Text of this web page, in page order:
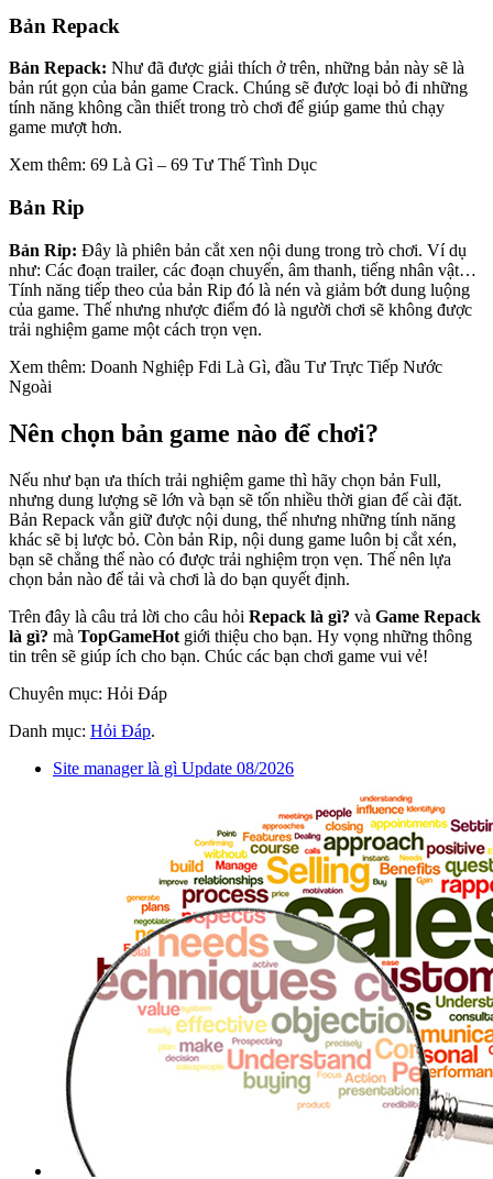
Bản Repack
Bản Repack: Như đã được giải thích ở trên, những bản này sẽ là
bản rút gọn của bản game Crack. Chúng sẽ được loại bỏ đi những
tính năng không cần thiết trong trò chơi để giúp game thủ chạy
game mượt hơn.
Xem thêm: 69 Là Gì – 69 Tư Thế Tình Dục
Bản Rip
Bản Rip: Đây là phiên bản cắt xen nội dung trong trò chơi. Ví dụ
như: Các đoạn trailer, các đoạn chuyển, âm thanh, tiếng nhân vật…
Tính năng tiếp theo của bản Rip đó là nén và giảm bớt dung luộng
của game. Thế nhưng nhược điểm đó là người chơi sẽ không được
trải nghiệm game một cách trọn vẹn.
Xem thêm: Doanh Nghiệp Fdi Là Gì, đầu Tư Trực Tiếp Nước
Ngoài
Nên chọn bản game nào để chơi?
Nếu như bạn ưa thích trải nghiệm game thì hãy chọn bản Full,
nhưng dung lượng sẽ lớn và bạn sẽ tốn nhiều thời gian để cài đặt.
Bản Repack vẫn giữ được nội dung, thế nhưng những tính năng
khác sẽ bị lược bỏ. Còn bản Rip, nội dung game luôn bị cắt xén,
bạn sẽ chẳng thể nào có được trải nghiệm trọn vẹn. Thế nên lựa
chọn bản nào để tải và chơi là do bạn quyết định.
Trên đây là câu trả lời cho câu hỏi Repack là gì? và Game Repack
là gì? mà TopGameHot giới thiệu cho bạn. Hy vọng những thông
tin trên sẽ giúp ích cho bạn. Chúc các bạn chơi game vui vẻ!
Chuyên mục: Hỏi Đáp
Danh mục: Hỏi Đáp.
Site manager là gì Update 08/2026